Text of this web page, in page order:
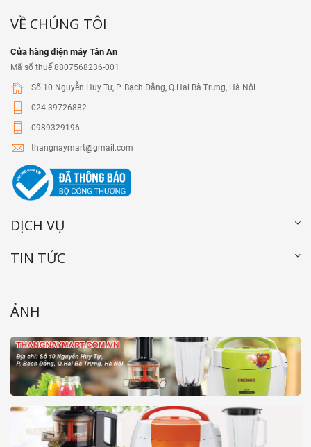
VỀ CHÚNG TÔI
Cửa hàng điện máy Tân An
Mã số thuế 8807568236-001
Số 10 Nguyễn Huy Tự, P. Bạch Đằng, Q.Hai Bà Trưng, Hà Nội
024.39726882
0989329196
thangnaymart@gmail.com
DỊCH VỤ
TIN TỨC
ẢNH